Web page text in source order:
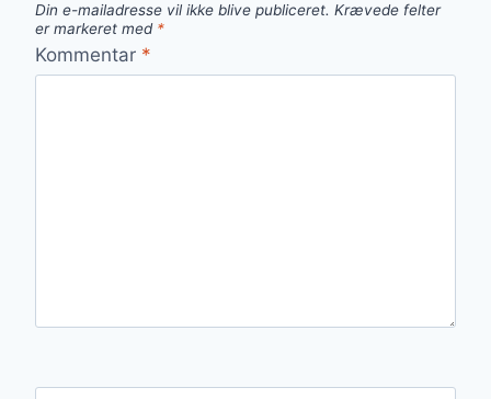
Din e-mailadresse vil ikke blive publiceret. Krævede felter
er markeret med *
Kommentar *